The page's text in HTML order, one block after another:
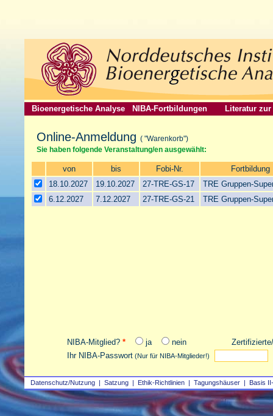
Datenschutz/Nutzung | Satzung | Ethik-Richtlinien | Tagungshäuser | Basis
Bioenergetische Analyse NIBA-Fortbildungen Literatur zur
Online-Anmeldung ( "Warenkorb")
von bis Fobi-Nr.
Fortbildung
18.10.2027
19.10.2027 27-TRE-GS-17
TRE Gruppen-
6.12.2027
7.12.2027 27-TRE-GS-21 TRE Gruppen-
NIBA-Mitglied? * ja nein
Ihr NIBA-Passwort (Nur für NIBA-Mitglieder!)
Sie haben folgende Veranstaltung/en ausgewählt: